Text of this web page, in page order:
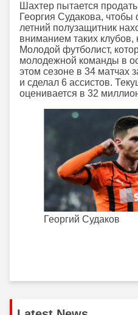
Шахтер пытается
Георгия Судакова,
летний полузащитник
вниманием таких
Молодой футболист,
молодежной команды в
этом сезоне в 34 матчах
и сделал 6 ассистов.
оценивается в 32
Георгий Судаков